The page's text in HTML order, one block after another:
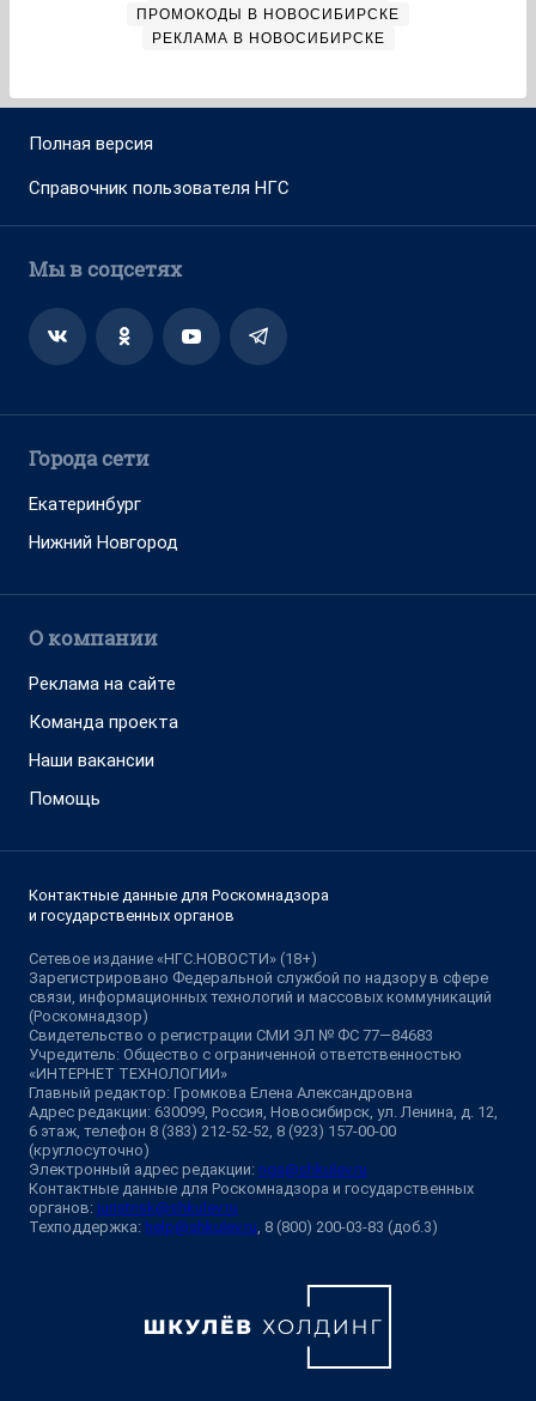
ПРОМОКОДЫ В НОВОСИБИРСКЕ
РЕКЛАМА В НОВОСИБИРСКЕ
Полная версия
Справочник пользователя НГС
Мы в соцсетях
Города сети
Екатеринбург
Нижний Новгород
О компании
Реклама на сайте
Команда проекта
Наши вакансии
Помощь
Контактные данные для Роскомнадзора
и государственных органов
Сетевое издание «НГС.НОВОСТИ» (18+)
Зарегистрировано Федеральной службой по надзору в сфере
связи, информационных технологий и массовых коммуникаций
(Роскомнадзор)
Свидетельство о регистрации СМИ ЭЛ № ФС 77—84683
Учредитель: Общество с ограниченной ответственностью
«ИНТЕРНЕТ ТЕХНОЛОГИИ»
Главный редактор: Громкова Елена Александровна
Адрес редакции: 630099, Россия, Новосибирск, ул. Ленина, д. 12,
6 этаж, телефон 8 (383) 212-52-52, 8 (923) 157-00-00
(круглосуточно)
Электронный адрес редакции: ngs@shkulev.ru
Контактные данные для Роскомнадзора и государственных
органов: juristnsk@shkulev.ru
Техподдержка: help@shkulev.ru, 8 (800) 200-03-83 (доб.3)